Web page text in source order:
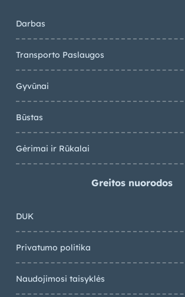
Darbas
Transporto Paslaugos
Gyvūnai
Būstas
Gėrimai ir Rūkalai
Greitos nuorodos
DUK
Privatumo politika
Naudojimosi taisyklės